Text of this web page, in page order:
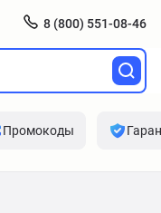
8 (800) 551-08-46
Промокоды